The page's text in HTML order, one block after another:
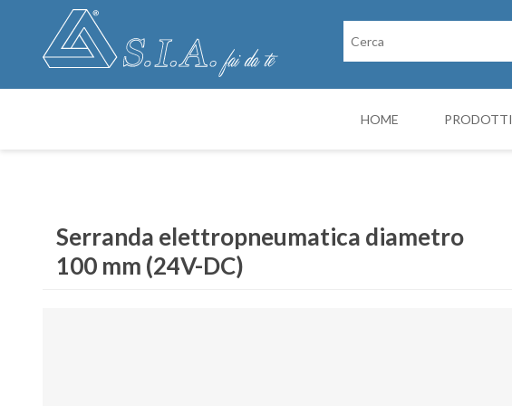
HOME PRODOTTI
Serranda elettropneumatica diametro
100 mm (24V-DC)